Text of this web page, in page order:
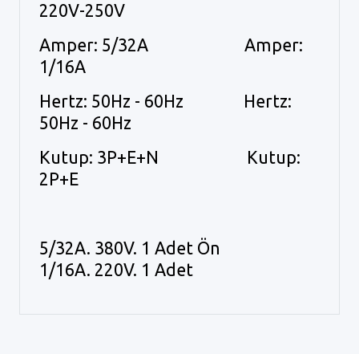
220V-250V
Amper: 5/32A Amper:
1/16A
Hertz: 50Hz - 60Hz Hertz:
50Hz - 60Hz
Kutup: 3P+E+N Kutup:
2P+E
5/32A. 380V. 1 Adet Ön
1/16A. 220V. 1 Adet